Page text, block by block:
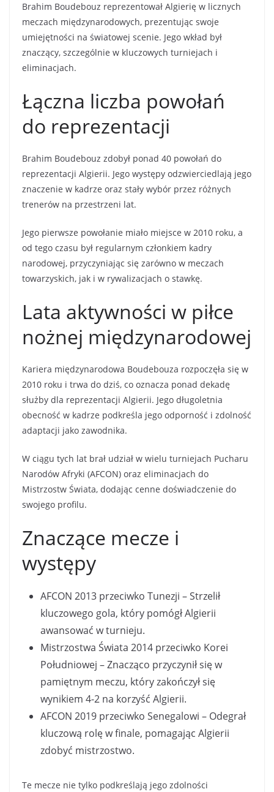
Brahim Boudebouz reprezentował Algierię w licznych
meczach międzynarodowych, prezentując swoje
umiejętności na światowej scenie. Jego wkład był
znaczący, szczególnie w kluczowych turniejach i
eliminacjach.
Łączna liczba powołań
do reprezentacji
Brahim Boudebouz zdobył ponad 40 powołań do
reprezentacji Algierii. Jego występy odzwierciedlają jego
znaczenie w kadrze oraz stały wybór przez różnych
trenerów na przestrzeni lat.
Jego pierwsze powołanie miało miejsce w 2010 roku, a
od tego czasu był regularnym członkiem kadry
narodowej, przyczyniając się zarówno w meczach
towarzyskich, jak i w rywalizacjach o stawkę.
Lata aktywności w piłce
nożnej międzynarodowej
Kariera międzynarodowa Boudebouza rozpoczęła się w
2010 roku i trwa do dziś, co oznacza ponad dekadę
służby dla reprezentacji Algierii. Jego długoletnia
obecność w kadrze podkreśla jego odporność i zdolność
adaptacji jako zawodnika.
W ciągu tych lat brał udział w wielu turniejach Pucharu
Narodów Afryki (AFCON) oraz eliminacjach do
Mistrzostw Świata, dodając cenne doświadczenie do
swojego profilu.
Znaczące mecze i
występy
AFCON 2013 przeciwko Tunezji – Strzelił
kluczowego gola, który pomógł Algierii
awansować w turnieju.
Mistrzostwa Świata 2014 przeciwko Korei
Południowej – Znacząco przyczynił się w
pamiętnym meczu, który zakończył się
wynikiem 4-2 na korzyść Algierii.
AFCON 2019 przeciwko Senegalowi – Odegrał
kluczową rolę w finale, pomagając Algierii
zdobyć mistrzostwo.
Te mecze nie tylko podkreślają jego zdolności